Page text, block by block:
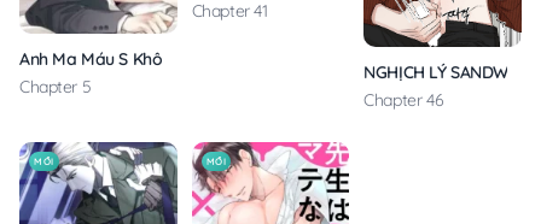
Anh Ma Máu S Không Cho Tôi Ngủ Yên
Chapter 5
Chapter 41
NGHỊCH LÝ SANDWICH
Chapter 46
MỚI MỚI